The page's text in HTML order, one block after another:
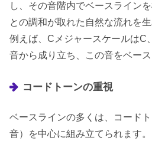
し、その音階内でベースライン
との調和が取れた自然な流れを
例えば、CメジャースケールはC
音から成り立ち、この音をベー
コードトーンの重視
ベースラインの多くは、コード
音）を中心に組み立てられます